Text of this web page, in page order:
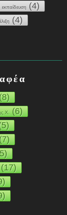
εκπαίδευση (4)
(4)
Χ.(6)